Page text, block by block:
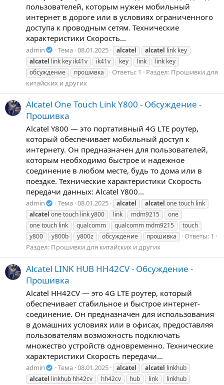
пользователей, которым нужен мобильный
интернет в дороге или в условиях ограниченного
доступа к проводным сетям. Технические
характеристики Скорость...
admin Тема 08.01.2025 alcatel alcatel link key
alcatel link key ik41v ik41v key link
link key
обсуждение
прошивка Ответы: 1 Раздел: Прошивки для
китайских и других
Alcatel One Touch Link Y800 - Обсуждение -
Прошивка
Alcatel Y800 — это портативный 4G LTE роутер,
который обеспечивает мобильный доступ к
интернету. Он предназначен для пользователей,
которым необходимо быстрое и надежное
соединение в любом месте, будь то дома или в
поездке. Технические характеристики Скорость
передачи данных: Alcatel Y800...
admin Тема 08.01.2025 alcatel alcatel one touch link
alcatel one touch link y800 link mdm9215
one
one touch link
qualcomm qualcomm mdm9215
touch
y800
y800b y800z обсуждение прошивка
Ответы: 1
Раздел: Прошивки для китайских и других
Alcatel LINK HUB HH42CV - Обсуждение -
Прошивка
Alcatel HH42CV — это 4G LTE роутер, который
обеспечивает стабильное и быстрое интернет-
соединение. Он предназначен для использования
в домашних условиях или в офисах, предоставляя
пользователям возможность подключать
множество устройств одновременно. Технические
характеристики Скорость передачи...
admin Тема 08.01.2025 alcatel alcatel linkhub
alcatel linkhub hh42cv hh42cv hub link
linkhub